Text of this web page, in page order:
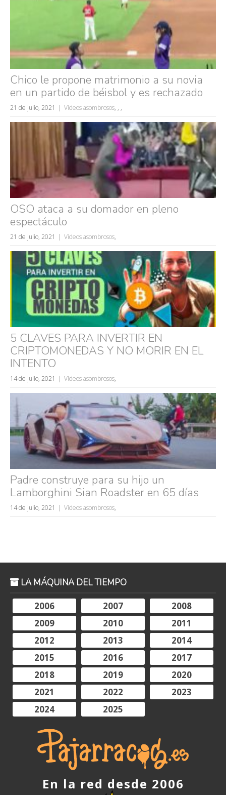
Búsquedas populares
mujeres guapas
volver a nacer
accidentes
wtf
rusos
caídas
fails
Chico le propone matrimonio a su novia
en un partido de béisbol y es rechazado
21 de julio, 2021 Videos asombrosos, , ,
OSO ataca a su domador en pleno
espectáculo
21 de julio, 2021 Videos asombrosos,
5 CLAVES PARA INVERTIR EN
CRIPTOMONEDAS Y NO MORIR EN EL
INTENTO
14 de julio, 2021 Videos asombrosos,
Padre construye para su hijo un
Lamborghini Sian Roadster en 65 días
14 de julio, 2021 Videos asombrosos,
LA MÁQUINA DEL TIEMPO
2006
2007
2008
2009
2010
2011
2012
2013
2014
2015
2016
2017
2018
2019
2020
2021
2022
2023
2024
2025
En la red desde 2006